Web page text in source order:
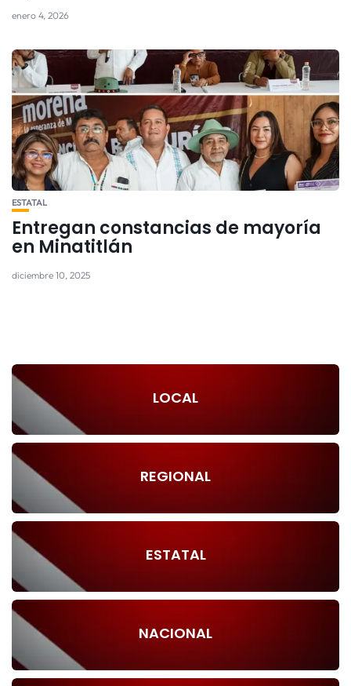
enero 4, 2026
ESTATAL
Entregan constancias de mayoría
en Minatitlán
diciembre 10, 2025
LOCAL
REGIONAL
ESTATAL
NACIONAL